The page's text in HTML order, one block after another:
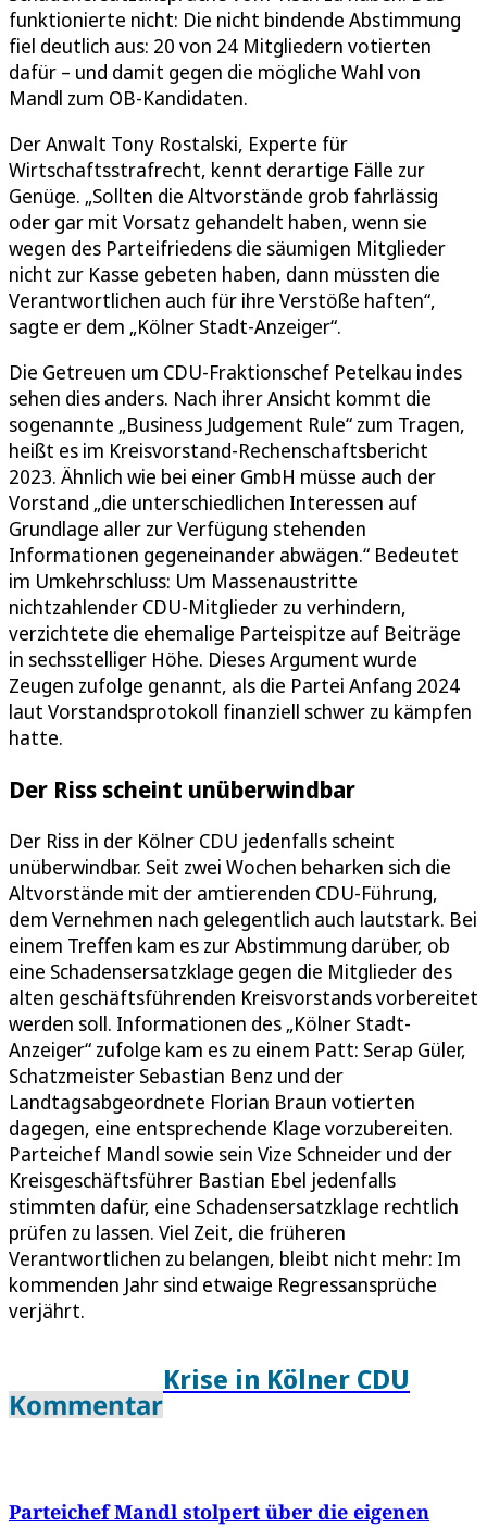
funktionierte nicht: Die nicht bindende Abstimmung
fiel deutlich aus: 20 von 24 Mitgliedern votierten
dafür – und damit gegen die mögliche Wahl von
Mandl zum OB-Kandidaten.
Der Anwalt Tony Rostalski, Experte für
Wirtschaftsstrafrecht, kennt derartige Fälle zur
Genüge. „Sollten die Altvorstände grob fahrlässig
oder gar mit Vorsatz gehandelt haben, wenn sie
wegen des Parteifriedens die säumigen Mitglieder
nicht zur Kasse gebeten haben, dann müssten die
Verantwortlichen auch für ihre Verstöße haften“,
sagte er dem „Kölner Stadt-Anzeiger“.
Die Getreuen um CDU-Fraktionschef Petelkau indes
sehen dies anders. Nach ihrer Ansicht kommt die
sogenannte „Business Judgement Rule“ zum Tragen,
heißt es im Kreisvorstand-Rechenschaftsbericht
2023. Ähnlich wie bei einer GmbH müsse auch der
Vorstand „die unterschiedlichen Interessen auf
Grundlage aller zur Verfügung stehenden
Informationen gegeneinander abwägen.“ Bedeutet
im Umkehrschluss: Um Massenaustritte
nichtzahlender CDU-Mitglieder zu verhindern,
verzichtete die ehemalige Parteispitze auf Beiträge
in sechsstelliger Höhe. Dieses Argument wurde
Zeugen zufolge genannt, als die Partei Anfang 2024
laut Vorstandsprotokoll finanziell schwer zu kämpfen
hatte.
Der Riss scheint unüberwindbar
Der Riss in der Kölner CDU jedenfalls scheint
unüberwindbar. Seit zwei Wochen beharken sich die
Altvorstände mit der amtierenden CDU-Führung,
dem Vernehmen nach gelegentlich auch lautstark. Bei
einem Treffen kam es zur Abstimmung darüber, ob
eine Schadensersatzklage gegen die Mitglieder des
alten geschäftsführenden Kreisvorstands vorbereitet
werden soll. Informationen des „Kölner Stadt-
Anzeiger“ zufolge kam es zu einem Patt: Serap Güler,
Schatzmeister Sebastian Benz und der
Landtagsabgeordnete Florian Braun votierten
dagegen, eine entsprechende Klage vorzubereiten.
Parteichef Mandl sowie sein Vize Schneider und der
Kreisgeschäftsführer Bastian Ebel jedenfalls
stimmten dafür, eine Schadensersatzklage rechtlich
prüfen zu lassen. Viel Zeit, die früheren
Verantwortlichen zu belangen, bleibt nicht mehr: Im
kommenden Jahr sind etwaige Regressansprüche
verjährt.
Kommentar
Krise in Kölner CDU
Parteichef Mandl stolpert über die eigenen